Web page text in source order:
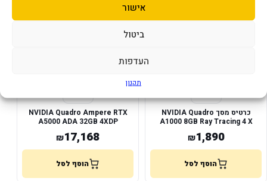
אישור
ביטול
העדפות
תקנון
כרטיס מסך NVIDIA Quadro
A1000 8GB Ray Tracing 4 X
mini-DP
₪1,890
הוסף לסל
NVIDIA Quadro Ampere RTX
A5000 ADA 32GB 4XDP
₪17,168
הוסף לסל